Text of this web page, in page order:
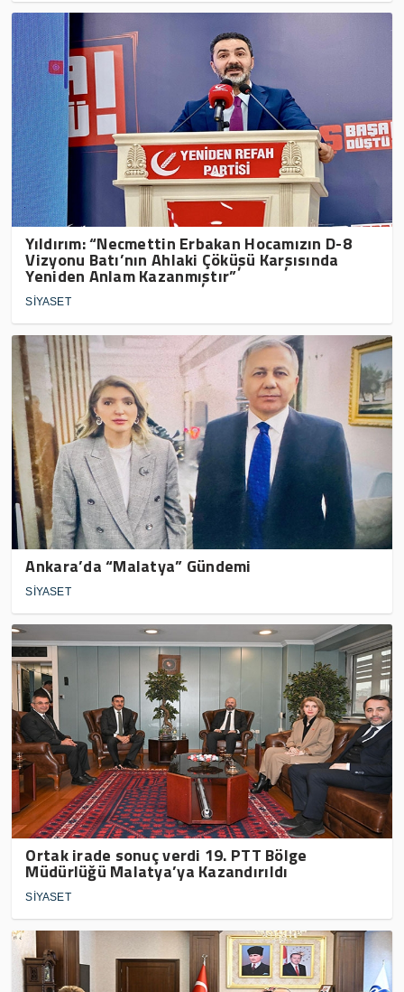
Yıldırım: “Necmettin Erbakan Hocamızın D-8
Vizyonu Batı’nın Ahlaki Çöküşü Karşısında
Yeniden Anlam Kazanmıştır”
SİYASET
Ankara’da “Malatya” Gündemi
SİYASET
Ortak irade sonuç verdi 19. PTT Bölge
Müdürlüğü Malatya’ya Kazandırıldı
SİYASET